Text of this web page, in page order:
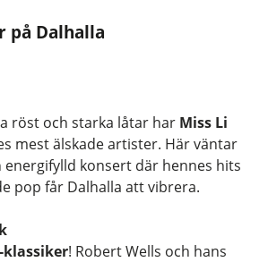
på Dalhalla
röst och starka låtar har Miss Li
mest älskade artister. Här väntar
energifylld konsert där hennes hits
pop får Dalhalla att vibrera.
! Robert Wells och hans